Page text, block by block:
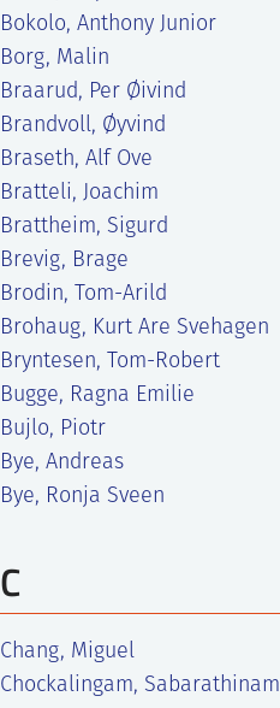
Bokolo, Anthony Junior
Borg, Malin
Braarud, Per Øivind
Brandvoll, Øyvind
Braseth, Alf Ove
Bratteli, Joachim
Brattheim, Sigurd
Brevig, Brage
Brodin, Tom-Arild
Brohaug, Kurt Are Svehagen
Bryntesen, Tom-Robert
Bugge, Ragna Emilie
Bujlo, Piotr
Bye, Andreas
Bye, Ronja Sveen
C
Chang, Miguel
Chockalingam, Sabarathinam